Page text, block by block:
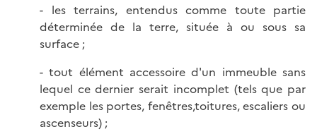
- les terrains, entendus comme toute partie
déterminée de la terre, située à ou sous sa
surface ;
- tout élément accessoire d'un immeuble sans
lequel ce dernier serait incomplet (tels que par
exemple les portes, fenêtres,toitures, escaliers ou
ascenseurs) ;